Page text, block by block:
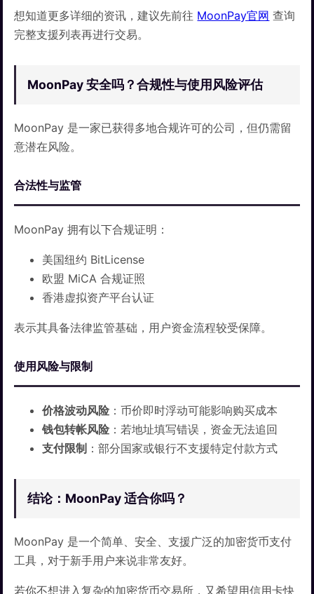
想知道更多详细的资讯，建议先前往 MoonPay官网 查询
完整支援列表再进行交易。
MoonPay 安全吗？合规性与使用风险评估
MoonPay 是一家已获得多地合规许可的公司，但仍需留
意潜在风险。
合法性与监管
MoonPay 拥有以下合规证明：
美国纽约 BitLicense
欧盟 MiCA 合规证照
香港虚拟资产平台认证
表示其具备法律监管基础，用户资金流程较受保障。
使用风险与限制
价格波动风险：币价即时浮动可能影响购买成本
钱包转帐风险：若地址填写错误，资金无法追回
支付限制 ：部分国家或银行不支援特定付款方式
结论：MoonPay 适合你吗？
MoonPay 是一个简单、安全、支援广泛的加密货币支付
工具，对于新手用户来说非常友好。
若你不想进入复杂的加密货币交易所，又希望用信用卡快